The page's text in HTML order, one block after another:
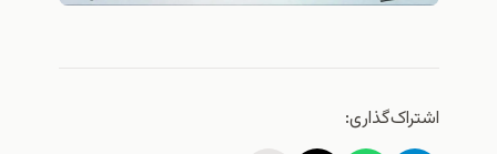
اشتراک‌گذاری: